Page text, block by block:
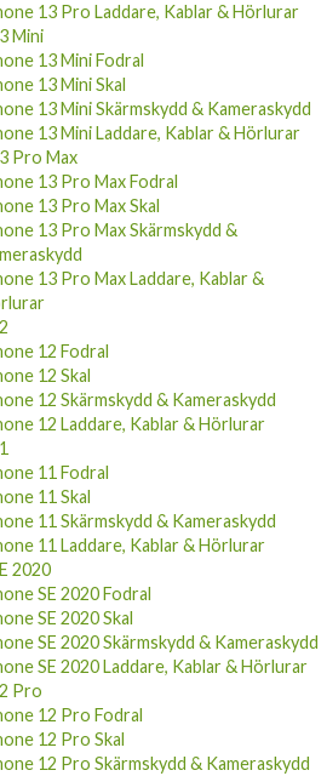
13 Pro Laddare, Kablar & Hörlurar
Mini
13 Mini Fodral
13 Mini Skal
13 Mini Skärmskydd & Kameraskydd
13 Mini Laddare, Kablar & Hörlurar
Pro Max
13 Pro Max Fodral
13 Pro Max Skal
13 Pro Max Skärmskydd &
13 Pro Max Laddare, Kablar &
12 Fodral
12 Skal
12 Skärmskydd & Kameraskydd
12 Laddare, Kablar & Hörlurar
11 Fodral
11 Skal
11 Skärmskydd & Kameraskydd
11 Laddare, Kablar & Hörlurar
2020
SE 2020 Fodral
SE 2020 Skal
SE 2020 Skärmskydd & Kameraskydd
SE 2020 Laddare, Kablar & Hörlurar
Pro
12 Pro Fodral
12 Pro Skal
12 Pro Skärmskydd & Kameraskydd